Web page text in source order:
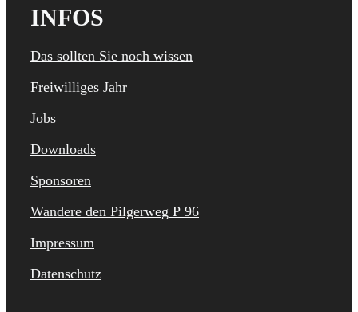
INFOS
Das sollten Sie noch wissen
Freiwilliges Jahr
Jobs
Downloads
Sponsoren
Wandere den Pilgerweg P 96
Impressum
Datenschutz